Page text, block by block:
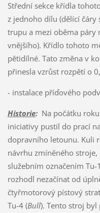
Střední sekce křídla
z jednoho dílu (dělící čáry
trupu a mezi oběma
vnějšího). Křídlo tohoto
pětidílné. Tato změna v
přinesla vzrůst rozpětí o
- instalace příďového
Historie:Na počátku roku
iniciativy pustil do prací
dopravního letounu. Kuli
návrhu zmíněného
služebním označením
rozhodl nezačínat od
čtyřmotorový pístový
Tu-4 (Bull). Tento stroj byl